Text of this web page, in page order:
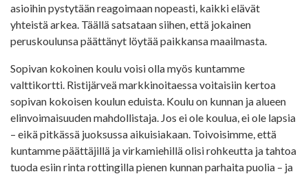
asioihin pystytään reagoimaan nopeasti, kaikki elävät
yhteistä arkea. Täällä satsataan siihen, että jokainen
peruskoulunsa päättänyt löytää paikkansa maailmasta.
Sopivan kokoinen koulu voisi olla myös kuntamme
valttikortti. Ristijärveä markkinoitaessa voitaisiin kertoa
sopivan kokoisen koulun eduista. Koulu on kunnan ja alueen
elinvoimaisuuden mahdollistaja. Jos ei ole koulua, ei ole lapsia
– eikä pitkässä juoksussa aikuisiakaan. Toivoisimme, että
kuntamme päättäjillä ja virkamiehillä olisi rohkeutta ja tahtoa
tuoda esiin rinta rottingilla pienen kunnan parhaita puolia – ja